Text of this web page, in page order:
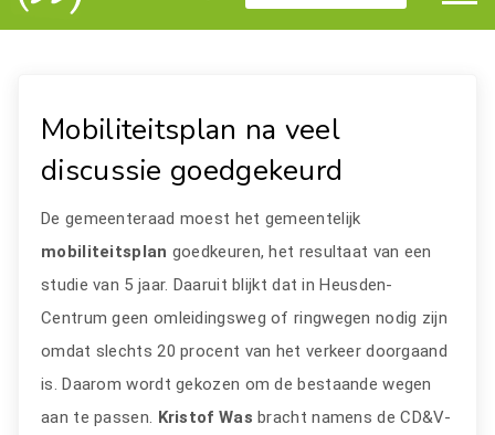
Mobiliteitsplan na veel
discussie goedgekeurd
De gemeenteraad moest het gemeentelijk
mobiliteitsplan goedkeuren, het resultaat van een
studie van 5 jaar. Daaruit blijkt dat in Heusden-
Centrum geen omleidingsweg of ringwegen nodig zijn
omdat slechts 20 procent van het verkeer doorgaand
is. Daarom wordt gekozen om de bestaande wegen
aan te passen. Kristof Wasbracht namens de CD&V-